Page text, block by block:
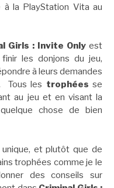
à la PlayStation Vita au
Girls : Invite Only est
les donjons du jeu,
à leurs demandes
Tous les trophées se
au jeu et en visant la
chose de bien
et plutôt que de
trophées comme je le
des conseils sur